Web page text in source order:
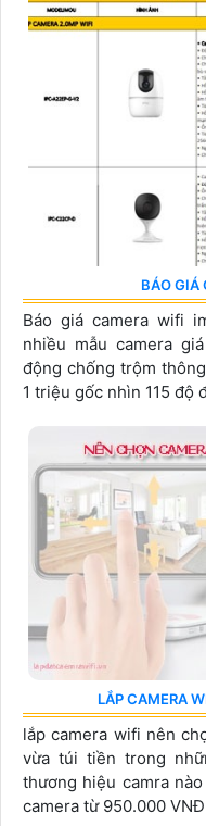
BÁO GIÁ
Báo giá camera wifi
nhiều mẫu camera
động chống trộm
1 triệu gốc nhìn 115 độ
LẮP CAMERA
lắp camera wifi nên
vừa túi tiền trong
thương hiệu camra
camera từ 950.000